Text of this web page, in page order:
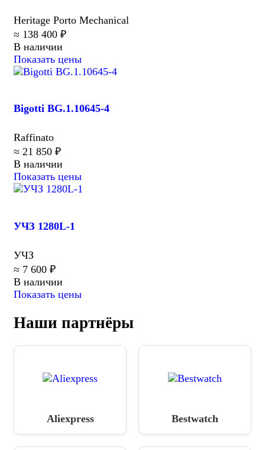
Heritage Porto Mechanical
≈ 138 400 ₽
В наличии
Показать цены
Bigotti BG.1.10645-4
Raffinato
≈ 21 850 ₽
В наличии
Показать цены
УЧЗ 1280L-1
УЧЗ
≈ 7 600 ₽
В наличии
Показать цены
Наши партнёры
Aliexpress Bestwatch